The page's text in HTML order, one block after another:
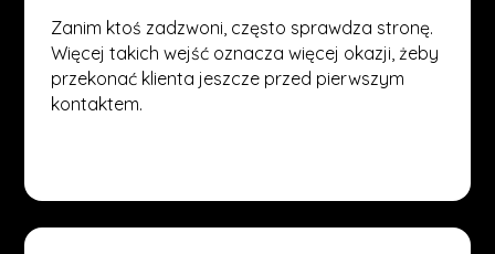
Zanim ktoś zadzwoni, często sprawdza stronę.
Więcej takich wejść oznacza więcej okazji, żeby
przekonać klienta jeszcze przed pierwszym
kontaktem.